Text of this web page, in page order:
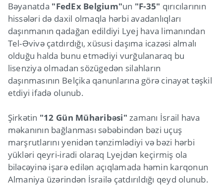
Bəyanatda "FedEx Belgium"un "F-35" qırıcılarının
hissələri də daxil olmaqla hərbi avadanlıqları
daşınmanın qadağan edildiyi Lyej hava limanından
Tel-Əvivə çatdırdığı, xüsusi daşıma icazəsi almalı
olduğu halda bunu etmədiyi vurğulanaraq bu
lisenziya olmadan sözügedən silahların
daşınmasının Belçika qanunlarına görə cinayət təşkil
etdiyi ifadə olunub.
Şirkətin "12 Gün Müharibəsi" zamanı İsrail hava
məkanının bağlanması səbəbindən bəzi uçuş
marşrutlarını yenidən tənzimlədiyi və bəzi hərbi
yükləri qeyri-iradi olaraq Lyejdən keçirmiş ola
biləcəyinə işarə edilən açıqlamada həmin karqonun
Almaniya üzərindən İsrailə çatdırıldığı qeyd olunub.